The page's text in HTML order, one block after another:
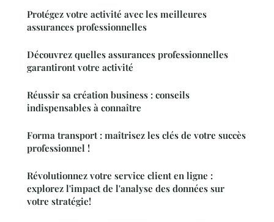
Protégez votre activité avec les meilleures
assurances professionnelles
Découvrez quelles assurances professionnelles
garantiront votre activité
Réussir sa création business : conseils
indispensables à connaître
Forma transport : maîtrisez les clés de votre succès
professionnel !
Révolutionnez votre service client en ligne :
explorez l'impact de l'analyse des données sur
votre stratégie!